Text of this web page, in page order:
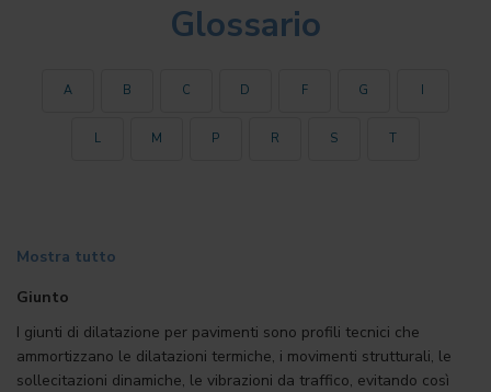
Glossario
A B C D F G I
L M P R S T
Mostra tutto
Giunto
I giunti di dilatazione per pavimenti sono profili tecnici che
ammortizzano le dilatazioni termiche, i movimenti strutturali, le
sollecitazioni dinamiche, le vibrazioni da traffico, evitando così